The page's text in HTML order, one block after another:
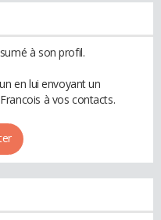
à son profil.
en lui envoyant un
à vos contacts.